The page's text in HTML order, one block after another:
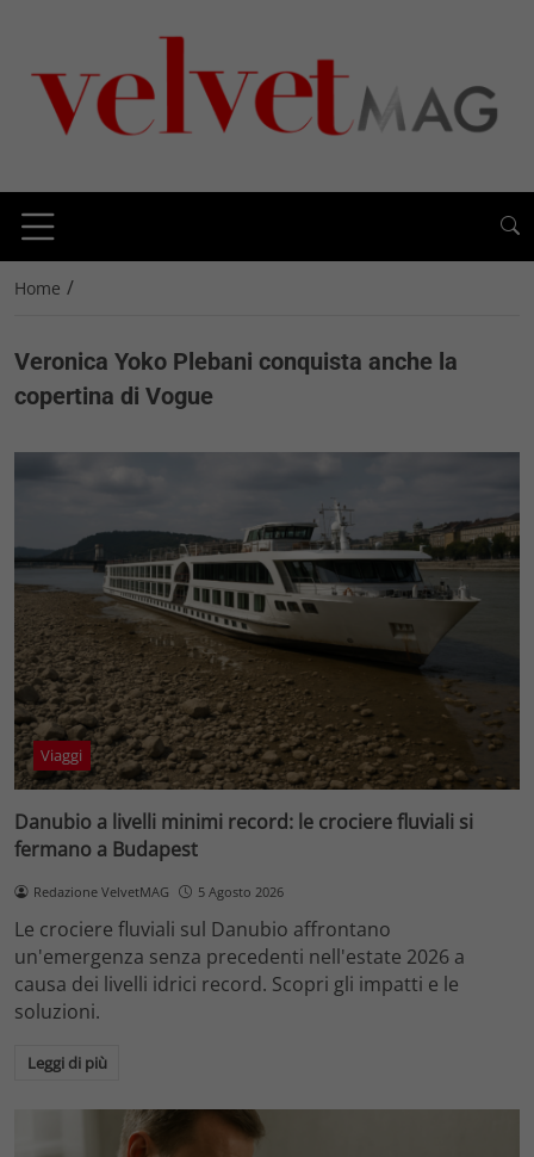
Home /
Veronica Yoko Plebani conquista anche la
copertina di Vogue
Viaggi
Danubio a livelli minimi record: le crociere fluviali si
fermano a Budapest
Redazione VelvetMAG 5 Agosto 2026
Le crociere fluviali sul Danubio affrontano
un'emergenza senza precedenti nell'estate 2026 a
causa dei livelli idrici record. Scopri gli impatti e le
soluzioni.
Leggi di più